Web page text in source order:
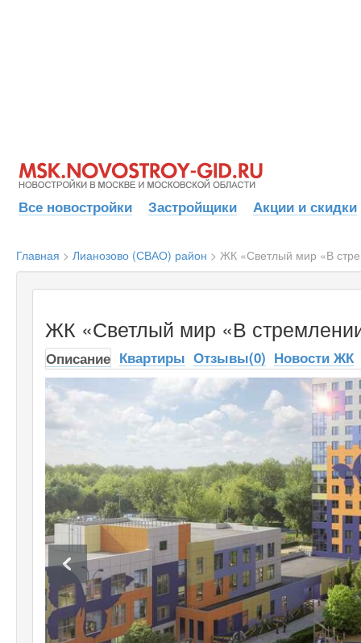
Все новостройки Застройщики Акции и скидки
Главная > Лианозово (СВАО) район > ЖК «Светлый мир «В
ЖК «Светлый мир «В
Описание Квартиры Отзывы(0) Новости ЖК